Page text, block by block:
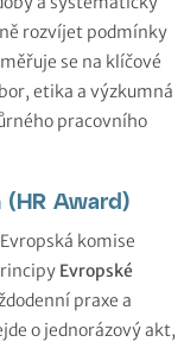
rozvíjet podmínky
se na klíčové
etika a výzkumná
pracovního
(HR Award)
komise
Evropské
praxe a
o jednorázový akt,